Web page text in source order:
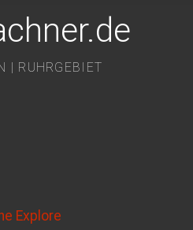
| RUHRGEBIET
Explore